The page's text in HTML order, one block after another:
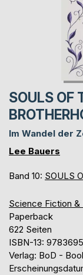
SOULS OF
Im Wandel der
Lee Bauers
Band 10: SOULS
Science Fiction &
Paperback
622 Seiten
ISBN-13:
Verlag: BoD -